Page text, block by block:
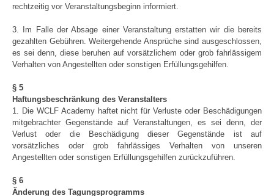
rechtzeitig vor Veranstaltungsbeginn informiert.
3. Im Falle der Absage einer Veranstaltung erstatten wir die bereits
gezahlten Gebühren. Weitergehende Ansprüche sind ausgeschlossen,
es sei denn, diese beruhen auf vorsätzlichem oder grob fahrlässigem
Verhalten von Angestellten oder sonstigen Erfüllungsgehilfen.
§ 5
Haftungsbeschränkung des Veranstalters
1. Die WCLF Academy haftet nicht für Verluste oder Beschädigungen
mitgebrachter Gegenstände auf Veranstaltungen, es sei denn, der
Verlust oder die Beschädigung dieser Gegenstände ist auf
vorsätzliches oder grob fahrlässiges Verhalten von unseren
Angestellten oder sonstigen Erfüllungsgehilfen zurückzuführen.
§ 6
Änderung des Tagungsprogramms